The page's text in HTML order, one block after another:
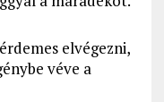
elvégezni,
véve a